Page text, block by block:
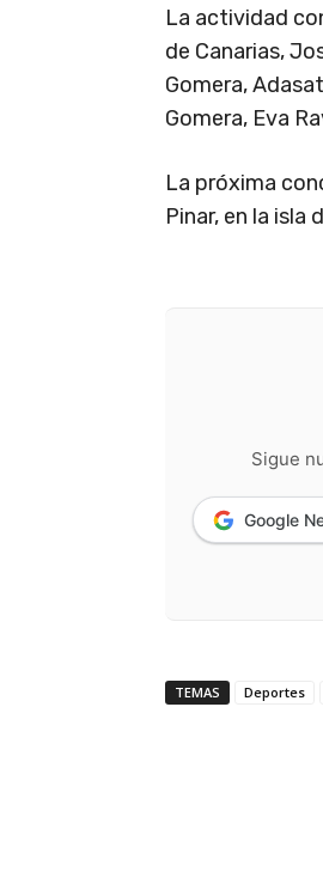
La actividad
de Canarias,
Gomera,
Gomera, Eva
La próxima
Pinar, en la isla
Sigue
Google
TEMAS Deportes